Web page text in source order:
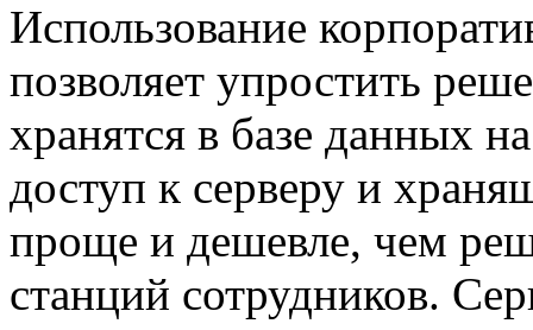
Использование
позволяет упростить
хранятся в базе данных
доступ к серверу и
проще и дешевле, чем
станций сотрудников.